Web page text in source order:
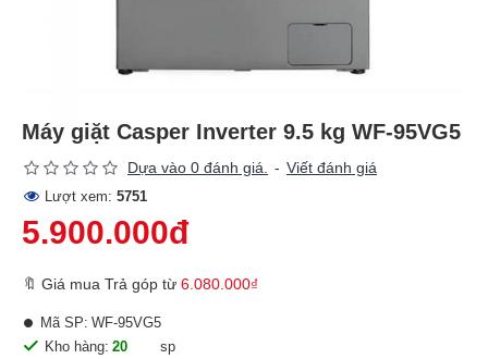
Máy giặt Casper Inverter 9.5 kg WF-95VG5
Dựa vào 0 đánh giá. - Viết đánh giá
Lượt xem: 5751
5.900.000đ
🔖 Giá mua Trả góp từ 6.080.000₫
Kho hàng: 20
sp
Mã SP: WF-95VG5